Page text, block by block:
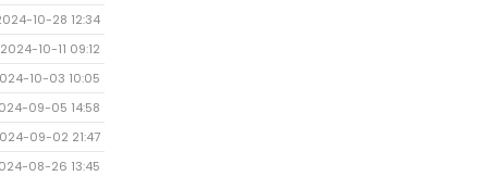
10-28 12:34
2024-10-11 09:12
10-03 10:05
09-05 14:58
09-02 21:47
08-26 13:45